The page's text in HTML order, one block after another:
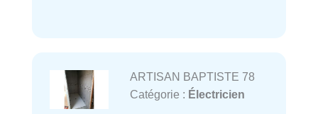
ARTISAN BAPTISTE 78
Catégorie : Électricien